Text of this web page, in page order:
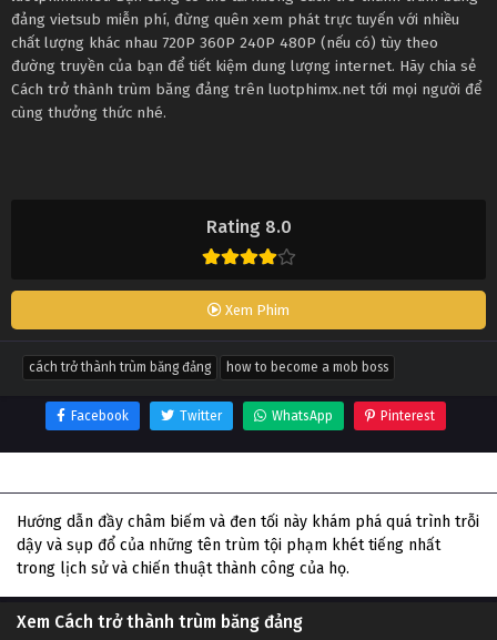
Rating 8.0
Xem Phim
đảng vietsub miễn phí, đừng quên xem phát trực tuyến với nhiều
chất lượng khác nhau 720P 360P 240P 480P (nếu có) tùy theo
đường truyền của bạn để tiết kiệm dung lượng internet. Hãy chia sẻ
Cách trở thành trùm băng đảng trên luotphimx.net tới mọi người để
cùng thưởng thức nhé.
cách trở thành trùm băng đảng how to become a mob boss
Facebook Twitter WhatsApp Pinterest
Hướng dẫn đầy châm biếm và đen tối này khám phá quá trình trỗi
dậy và sụp đổ của những tên trùm tội phạm khét tiếng nhất
trong lịch sử và chiến thuật thành công của họ.
Xem Cách trở thành trùm băng đảng